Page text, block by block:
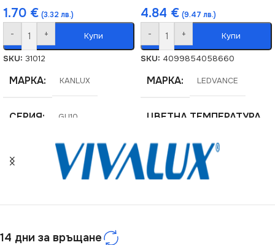
1.70 € (3.32 лв.)
- + Купи
SKU: 31012
МАРКА KANLUX
СЕРИЯ GU10
НАПРЕЖЕНИЕ (V)
4.84 € (9.47 лв.)
- + Купи
SKU: 4099854058660
МАРКА LEDVANCE
ЦВЕТНА ТЕМПЕРАТУРА
2700
14 дни за връщане